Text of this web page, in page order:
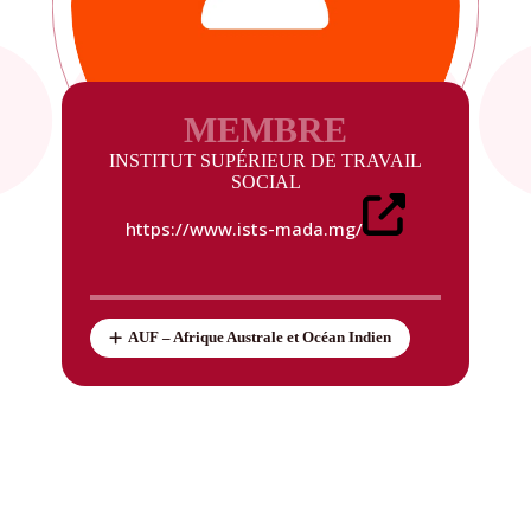
MEMBRE
INSTITUT SUPÉRIEUR DE TRAVAIL
SOCIAL
https://www.ists-mada.mg/
AUF – Afrique Australe et Océan Indien